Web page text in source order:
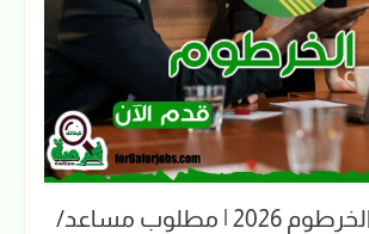
وظائف بنك الخرطوم 2026 | مطلوب مساعد/